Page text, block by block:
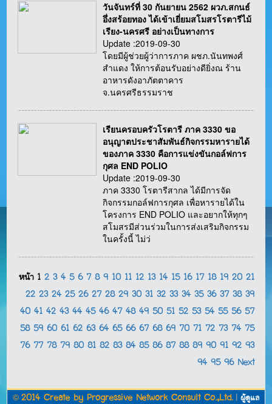
วันจันทร์ที่ 30 กันยายน 2562 ผวภ.สกนธ์
อึ่งสร้อยทอง ได้เข้าเยี่ยมสโมสรโรตารีไม้
เรียง-นครศรี อย่างเป็นทางการ
Update :2019-09-30
โดยมีผู้ช่วยผู้ว่าการภาค ผชภ.นันทพงศ์
สำแดง ให้การต้อนรับอย่างดียิ่งณ ร้าน
อาหารดังอาภัตตาคาร
จ.นครศรีธรรมราช
เรียนครอบครัวโรตารี ภาค 3330 ขอ
อนุญาตประชาสัมพันธ์กิจกรรมหารายได้
ของภาค 3330 คือการแข่งขันกอล์ฟการ
กุศล END POLIO
Update :2019-09-30
ภาค 3330 โรตารีสากล ได้มีการจัด
กิจกรรมกอล์ฟการกุศล เพื่อหารายได้ใน
โครงการ END POLIO และอยากให้ทุกๆ
สโมสรมีส่วนร่วมในการส่งเสริมกิจกรรม
ในครั้งนี้ ไม่ว่
หน้า 1 2 3 4 5 6 7 8 9 10 11 12 13 14 15 16 17 18 19 20 21
22 23 24 25 26 27 28 29 30 31 32 33 34 35 36 37 38 39
40 41 42 43 44 45 46 47 48 49 50 51 52 53 54 55 56 57
58 59 60 61 62 63 64 65 66 67 68 69 70 71 72 73 74 75
76 77 78 79 80 81 82 83 84 85 86 87 88 89 90 91 92 93
94 95 96 Next
© 2014 Create by Progressive Network Consult Co.,Ltd. ผู้ดูแล